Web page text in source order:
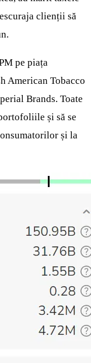
clienții să
pe piața
American Tobacco
Brands. Toate
și să se
și la